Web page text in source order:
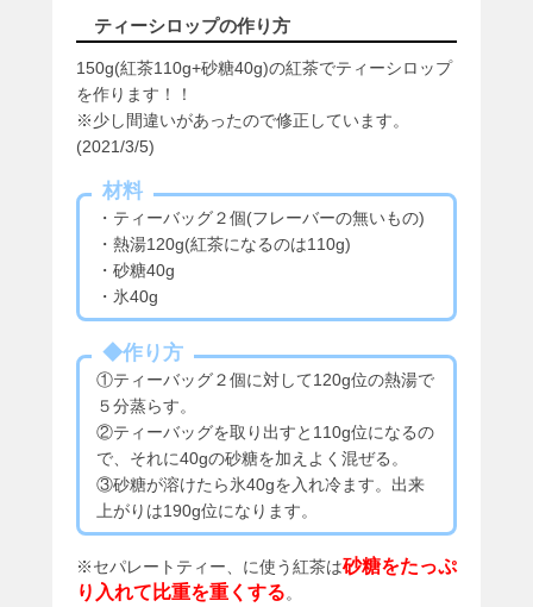
ティーシロップの作り方
150g(紅茶110g+砂糖40g)の紅茶でティーシロップ
を作ります！！
※少し間違いがあったので修正しています。
(2021/3/5)
材料
・ティーバッグ２個(フレーバーの無いもの)
・熱湯120g(紅茶になるのは110g)
・砂糖40g
・氷40g
◆作り方
①ティーバッグ２個に対して120g位の熱湯で
５分蒸らす。
②ティーバッグを取り出すと110g位になるの
で、それに40gの砂糖を加えよく混ぜる。
③砂糖が溶けたら氷40gを入れ冷ます。出来
上がりは190g位になります。
※セパレートティー、に使う紅茶は砂糖をたっぷ
り入れて比重を重くする。